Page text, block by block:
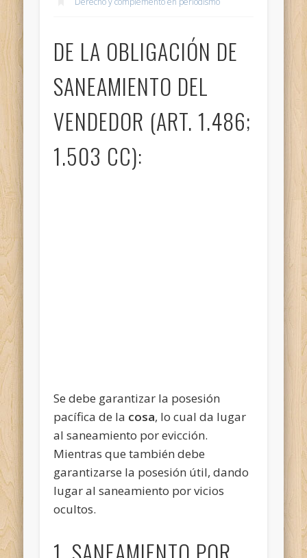
DE LA OBLIGACIÓN DE
SANEAMIENTO DEL
VENDEDOR (ART. 1.486;
1.503 CC):
Se debe garantizar la posesión
pacífica de la cosa, lo cual da lugar
al saneamiento por evicción.
Mientras que también debe
garantizarse la posesión útil, dando
lugar al saneamiento por vicios
ocultos.